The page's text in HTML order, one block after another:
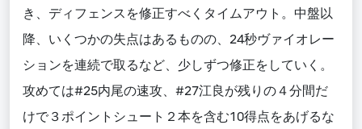
き、ディフェンスを修正すべくタイムアウト。中盤以
降、いくつかの失点はあるものの、24秒ヴァイオレー
ションを連続で取るなど、少しずつ修正をしていく。
攻めては#25内尾の速攻、#27江良が残りの４分間だ
けで３ポイントシュート２本を含む10得点をあげるな